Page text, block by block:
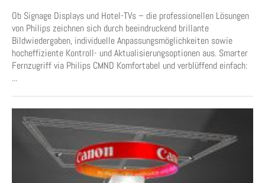
Ob Signage Displays und Hotel-TVs – die professionellen Lösungen
von Philips zeichnen sich durch beeindruckend brillante
Bildwiedergaben, individuelle Anpassungsmöglichkeiten sowie
hocheffiziente Kontroll- und Aktualisierungsoptionen aus. Smarter
Fernzugriff via Philips CMND Komfortabel und verblüffend einfach:
...